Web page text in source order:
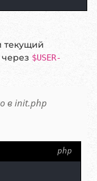
текущий
через $USER-
в init.php
php